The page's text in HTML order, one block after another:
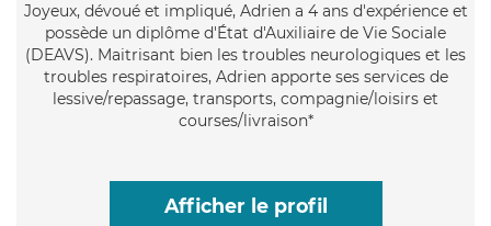
Joyeux, dévoué et impliqué, Adrien a 4 ans d'expérience et
possède un diplôme d'État d'Auxiliaire de Vie Sociale
(DEAVS). Maitrisant bien les troubles neurologiques et les
troubles respiratoires, Adrien apporte ses services de
lessive/repassage, transports, compagnie/loisirs et
courses/livraison*
Afficher le profil